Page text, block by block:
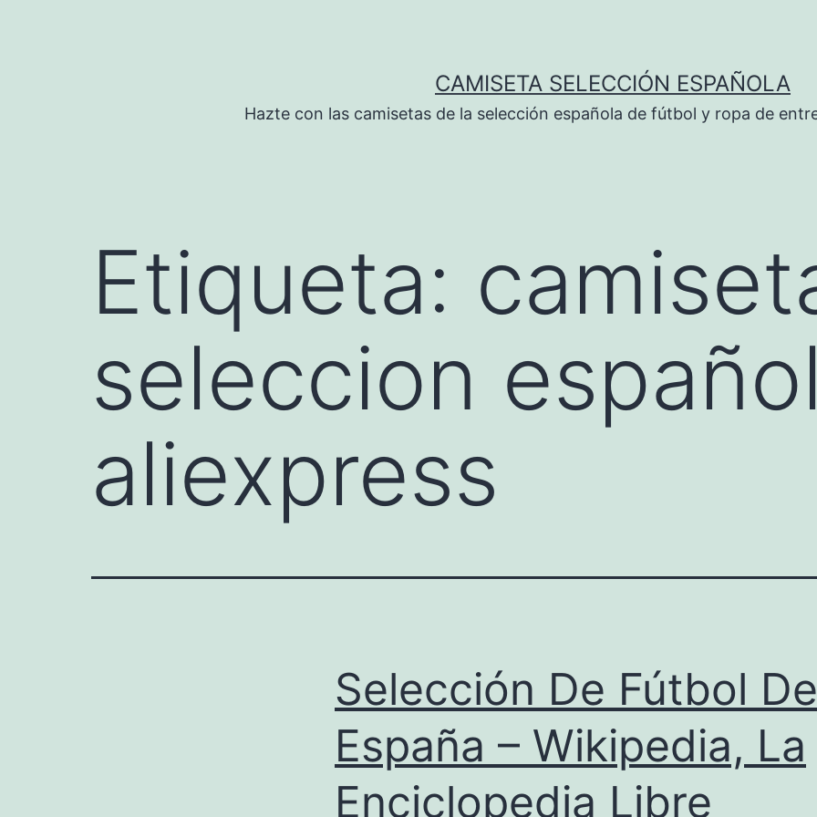
CAMISETA SELECCIÓN ESPAÑOLA
Hazte con las camisetas de la selección española de fútbol y ropa de
Etiqueta:
seleccion
aliexpress
Selección De Fútbol De
España – Wikipedia, La
Enciclopedia Libre